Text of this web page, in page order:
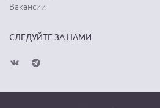
Вакансии
СЛЕДУЙТЕ ЗА НАМИ